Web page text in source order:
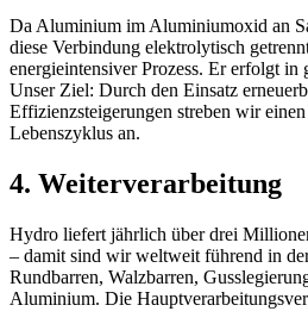
Da Aluminium im Aluminiumoxid an
diese Verbindung elektrolytisch
energieintensiver Prozess. Er erfolgt in
Unser Ziel: Durch den Einsatz
Effizienzsteigerungen streben wir
Lebenszyklus an.
4. Weiterverarbeitung
Hydro liefert jährlich über drei
– damit sind wir weltweit führend in
Rundbarren, Walzbarren,
Aluminium. Die